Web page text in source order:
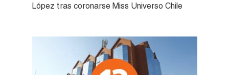
López tras coronarse Miss Universo Chile